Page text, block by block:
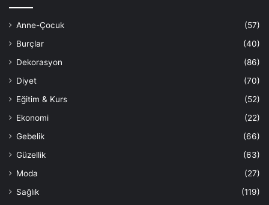
Anne-Çocuk
(57)
Burçlar
(40)
Dekorasyon
(86)
Diyet
(70)
Eğitim & Kurs
(52)
Ekonomi
(22)
Gebelik
(66)
Güzellik
(63)
Moda
(27)
Sağlık
(119)